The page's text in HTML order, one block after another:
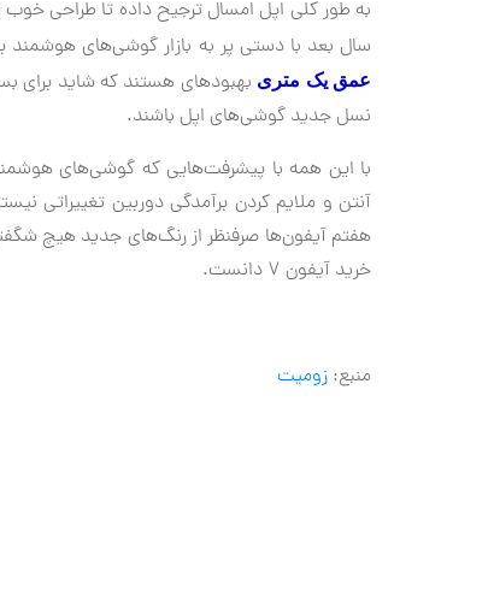
به طور کلی اپل امسال ترجیح داده تا طراحی خوب
سال بعد با دستی پر به بازار گوشی‌های هوشمند
عمق یک متری بهبودهای هستند که شاید برای
نسل جدید گوشی‌های اپل باشند.
هفتم آیفون‌ها صرفنظر از رنگ‌های جدید هیچ
خرید آیفون ۷ دانست.
منبع: زومیت